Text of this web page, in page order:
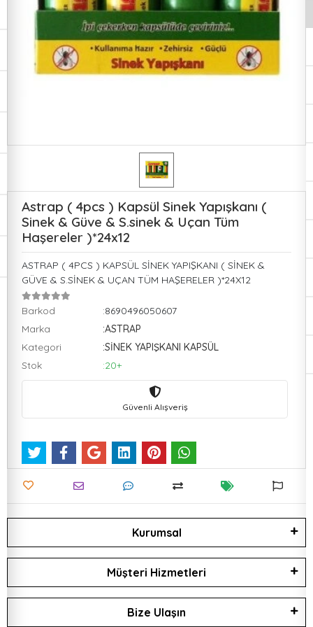
Astrap ( 4pcs ) Kapsül Sinek Yapışkanı (
Sinek & Güve & S.sinek & Uçan Tüm
Haşereler )*24x12
ASTRAP ( 4PCS ) KAPSÜL SİNEK YAPIŞKANI ( SİNEK &
GÜVE & S.SİNEK & UÇAN TÜM HAŞERELER )*24X12
Barkod
:8690496050607
Marka
:ASTRAP
Kategori
:SİNEK YAPIŞKANI KAPSÜL
Stok
:20+
Güvenli Alışveriş
Kurumsal
Müşteri Hizmetleri
Bize Ulaşın